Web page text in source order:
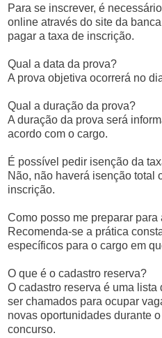
Para se inscrever, é
online através do site da
pagar a taxa de inscrição.
Qual a data da prova?
A prova objetiva ocorrerá no
Qual a duração da prova?
A duração da prova será
acordo com o cargo.
É possível pedir isenção da
Não, não haverá isenção total
inscrição.
Como posso me preparar
Recomenda-se a prática
específicos para o cargo em
O que é o cadastro reserva?
O cadastro reserva é uma
ser chamados para ocupar
novas oportunidades durante
concurso.